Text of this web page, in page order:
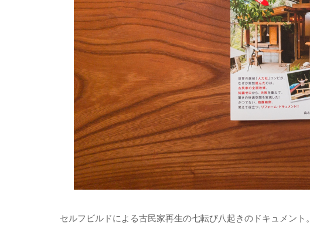
セルフビルドによる古民家再生の七転び八起きのドキュメント。